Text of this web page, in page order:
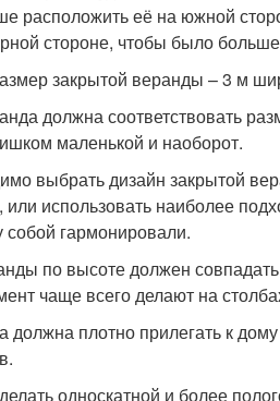
расположить её на южной
стороне, чтобы было
закрытой веранды – 3 м
должна соответствовать
маленькой и наоборот.
выбрать дизайн закрытой
или использовать наиболее
гармонировали.
по высоте должен
чаще всего делают на
должна плотно прилегать к
односкатной и более